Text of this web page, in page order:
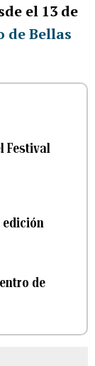
el 13 de
de Bellas
Festival
edición
de